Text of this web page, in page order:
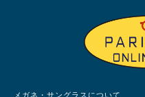
メガネ・サングラスについて